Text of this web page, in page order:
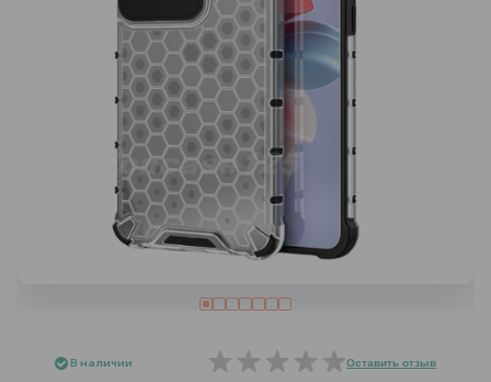
В наличии Оставить отзыв